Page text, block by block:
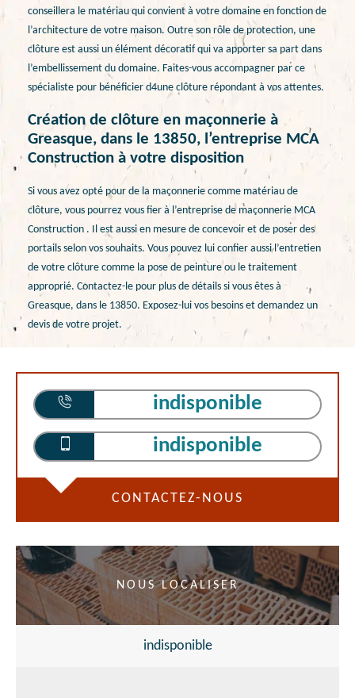
conseillera le matériau qui convient à votre domaine en fonction de
l’architecture de votre maison. Outre son rôle de protection, une
clôture est aussi un élément décoratif qui va apporter sa part dans
l’embellissement du domaine. Faites-vous accompagner par ce
spécialiste pour bénéficier d4une clôture répondant à vos attentes.
Création de clôture en maçonnerie à
Greasque, dans le 13850, l’entreprise MCA
Construction à votre disposition
Si vous avez opté pour de la maçonnerie comme matériau de
clôture, vous pourrez vous fier à l’entreprise de maçonnerie MCA
Construction . Il est aussi en mesure de concevoir et de poser des
portails selon vos souhaits. Vous pouvez lui confier aussi l’entretien
de votre clôture comme la pose de peinture ou le traitement
approprié. Contactez-le pour plus de détails si vous êtes à
Greasque, dans le 13850. Exposez-lui vos besoins et demandez un
devis de votre projet.
indisponible
indisponible
CONTACTEZ-NOUS
NOUS LOCALISER
indisponible